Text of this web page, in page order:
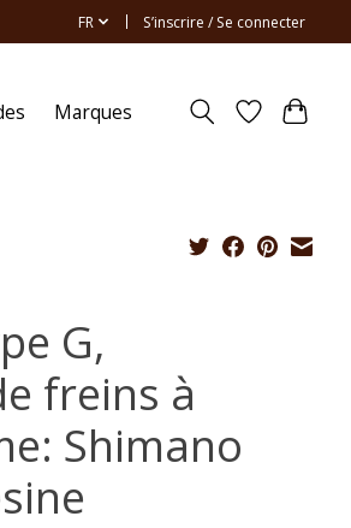
FR S’inscrire / Se connecter
Marques
G,
freins à
Shimano